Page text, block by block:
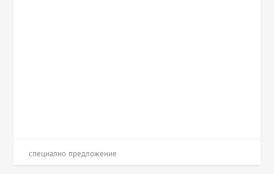
специално предложение